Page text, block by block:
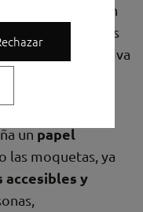
y comprensión
con colores
llamativa
unpapel
las moquetas, ya
accesibles y